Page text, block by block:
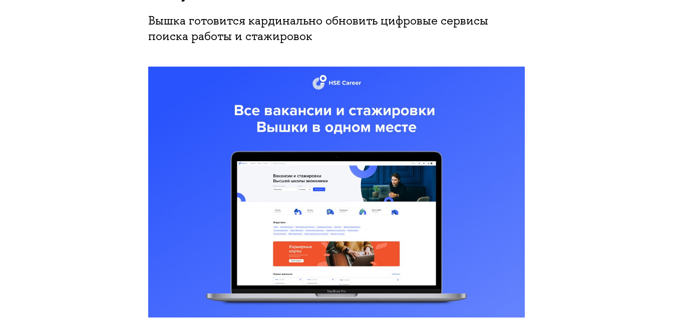
Вышка готовится кардинально обновить цифровые сервисы
поиска работы и стажировок